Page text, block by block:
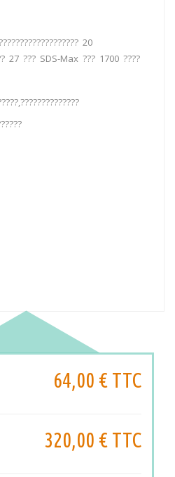
20
27 ??? SDS-Max ??? 1700 ????
64,00 € TTC
320,00 € TTC